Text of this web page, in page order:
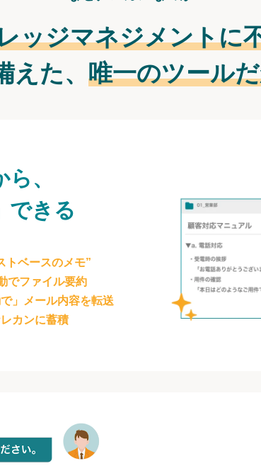
ッジマネジメントに
えた、 唯一のツール
、
できる
トベースのメモ”
でファイル要約
で」メール内容を転送
カンに蓄積